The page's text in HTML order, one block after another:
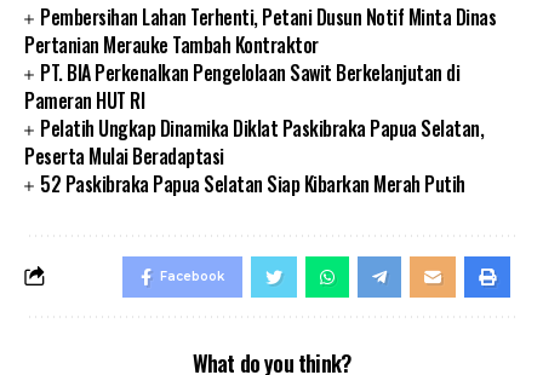
Pembersihan Lahan Terhenti, Petani Dusun Notif Minta Dinas
Pertanian Merauke Tambah Kontraktor
PT. BIA Perkenalkan Pengelolaan Sawit Berkelanjutan di
Pameran HUT RI
Pelatih Ungkap Dinamika Diklat Paskibraka Papua Selatan,
Peserta Mulai Beradaptasi
52 Paskibraka Papua Selatan Siap Kibarkan Merah Putih
Facebook
What do you think?